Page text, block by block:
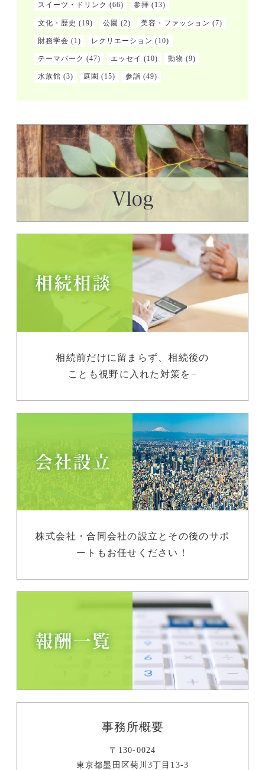
スイーツ・ドリンク (66) 参拝 (13)
文化・歴史 (19) 公園 (2) 美容・ファッション (7)
財務学会 (1) レクリエーション (10)
テーマパーク (47) エッセイ (10) 動物 (9)
水族館 (3) 庭園 (15) 参詣 (49)
相続前だけに留まらず、相続後の
ことも視野に入れた対策を−
株式会社・合同会社の設立とその後のサポ
ートもお任せください！
事務所概要
〒130-0024
東京都墨田区菊川3丁目13-3